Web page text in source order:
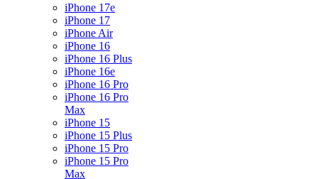
iPhone 17e
iPhone 17
iPhone Air
iPhone 16
iPhone 16 Plus
iPhone 16e
iPhone 16 Pro
iPhone 16 Pro
Max
iPhone 15
iPhone 15 Plus
iPhone 15 Pro
iPhone 15 Pro
Max